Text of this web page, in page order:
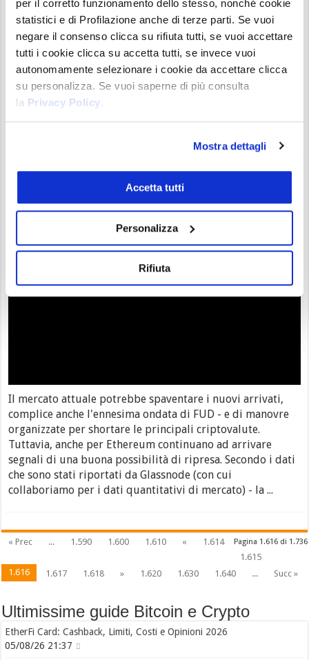
per il corretto funzionamento dello stesso, nonché cookie
statistici e di Profilazione anche di terze parti. Se vuoi
negare il consenso clicca su rifiuta tutti, se vuoi accettare
tutti i cookie clicca su accetta tutti, se invece vuoi
autonomamente selezionare i cookie da accettare clicca
su personalizza. Se vuoi saperne di più consulta
la Privacy Policy.
Mostra dettagli
Accetta tutti
Personalizza
Rifiuta
L'onda di Bitcoin e del mondo delle criptovalute travolge
l'America Centrale e l'America del Sud, in un effetto
domino che potrebbe coinvolgere non solo El Salvador,
del quale pure abbiamo parlato diffusamente negli scorsi
giorni. Nel futuro prossimo potrebbero partire iniziative
simili anche a Panama, in Brasile e in Paraguay, con il
ormai introvabili! Ecco perché…
Il mercato attuale potrebbe spaventare i nuovi arrivati,
complice anche l'ennesima ondata di FUD - e di manovre
organizzate per shortare le principali criptovalute.
Tuttavia, anche per Ethereum continuano ad arrivare
segnali di una buona possibilità di ripresa. Secondo i dati
che sono stati riportati da Glassnode (con cui
collaboriamo per i dati quantitativi di mercato) - la ...
Pagina 1.616 di 1.736
« Prec ... 1.590 1.600 1.610 «
1.614
1.615
1.616
1.617 1.618 » 1.620 1.630 1.640 ... Succ »
Ultimissime guide Bitcoin e Crypto
EtherFi Card: Cashback, Limiti, Costi e Opinioni 2026
05/08/26 21:37